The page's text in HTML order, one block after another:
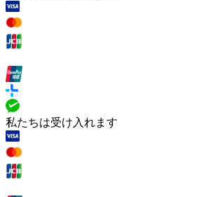
私たちは受け入れます